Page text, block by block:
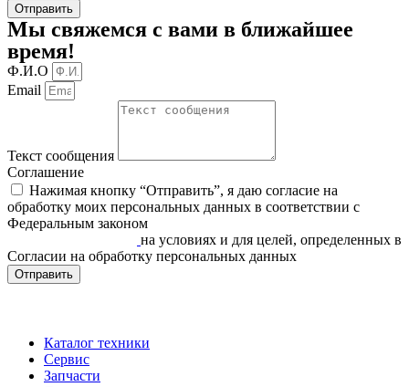
Отправить
Мы свяжемся с вами в ближайшее
время!
Ф.И.О
Email
Текст сообщения
Соглашение
Нажимая кнопку “Отправить”, я даю согласие на
обработку моих персональных данных в соответствии c
Федеральным законом
на условиях и для целей, определенных в
Согласии на обработку персональных данных
Отправить
Каталог техники
Сервис
Запчасти